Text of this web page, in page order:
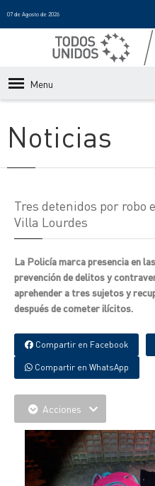
07 de Agosto de 2026
Menu
Noticias
Tres detenidos por robo
Villa Lourdes
La Policía marca presencia en
prevención de delitos y
aprehender a tres sujetos y
después de cometer ilícitos.
Compartir en Facebook
Compartir en WhatsApp
Acciones